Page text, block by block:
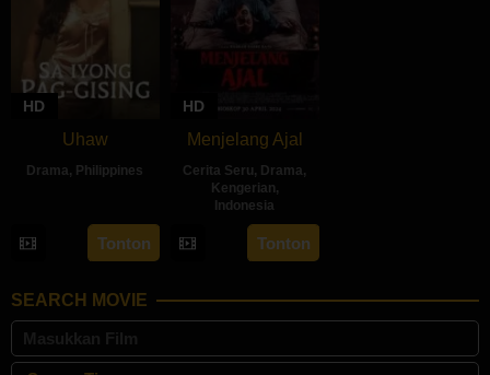
HD
Uhaw
Drama, Philippines
Aug
2024
Bonifacio
Tonton
HD
Menjelang Ajal
Cerita Seru, Drama,
Kengerian,
Indonesia
30
Apr
Hadrah
Daeng
Tonton
SEARCH MOVIE